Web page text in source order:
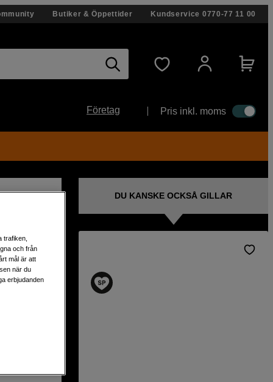
Butiker & Öppettider Kundservice 0770-77 11 00
Företag Pris inkl. moms
DU KANSKE OCKSÅ GILLAR
trafiken,
och från
mål är att
när du
erbjudanden